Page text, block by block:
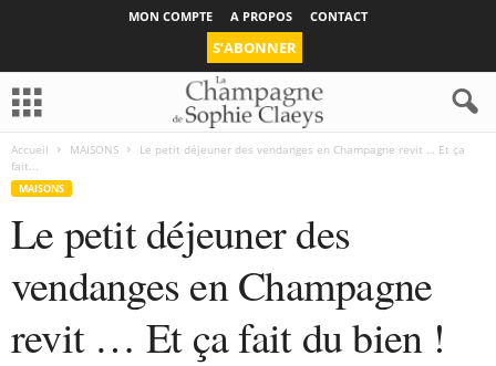
MON COMPTE A PROPOS CONTACT
S’ABONNER
Accueil MAISONS
Le petit déjeuner des vendanges en Champagne revit … Et ça
fait...
MAISONS
Le petit déjeuner des
vendanges en Champagne
revit … Et ça fait du bien !